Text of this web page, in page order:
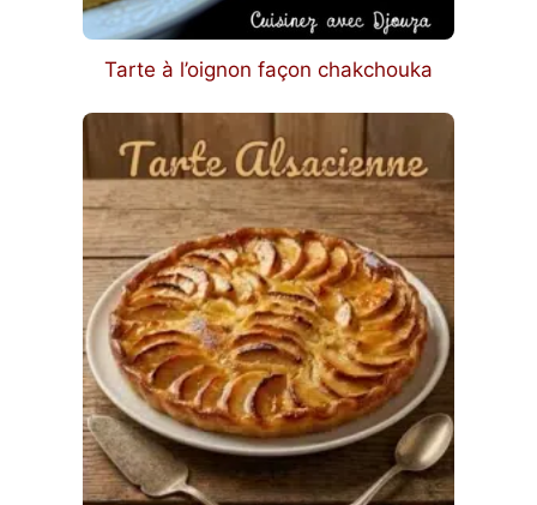
Tarte à l’oignon façon chakchouka